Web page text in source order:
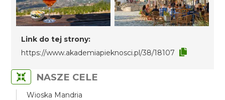
Link do tej strony:
https://www.akademiapieknosci.pl/38/18107
NASZE CELE
Wioska Mandria